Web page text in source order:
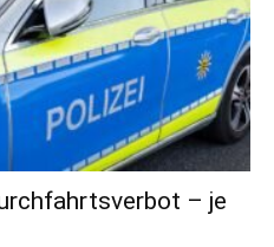
– je